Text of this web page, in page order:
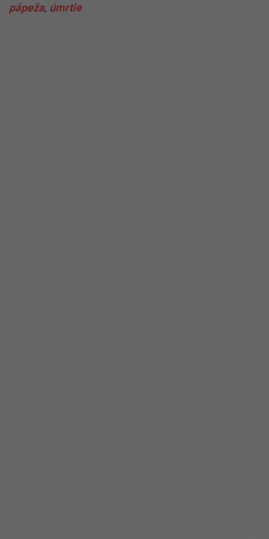
pápeža, úmrtie